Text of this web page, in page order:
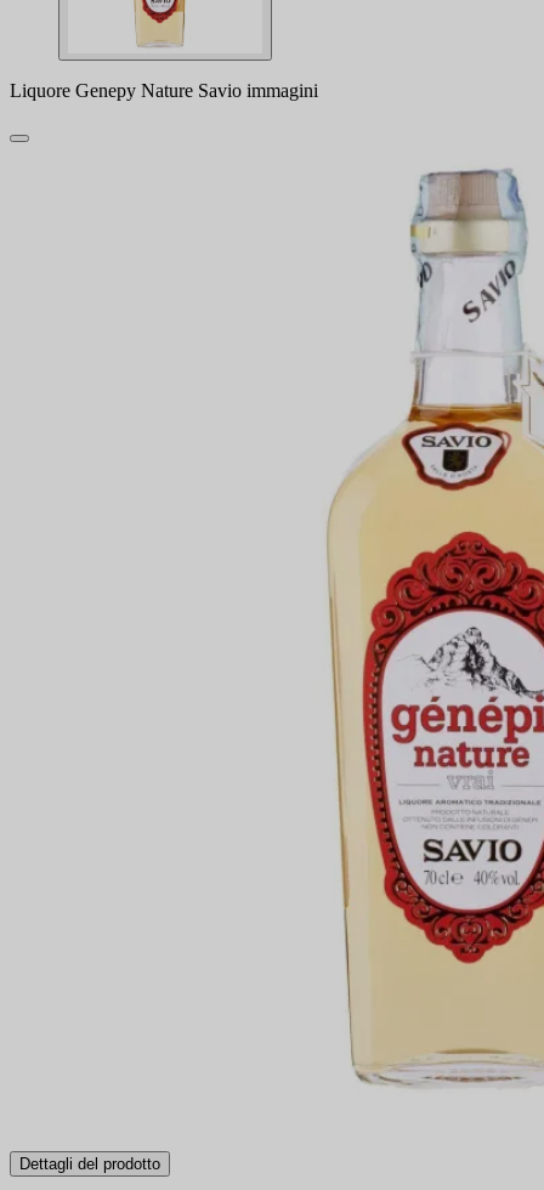
Liquore Genepy Nature Savio immagini
Dettagli del prodotto